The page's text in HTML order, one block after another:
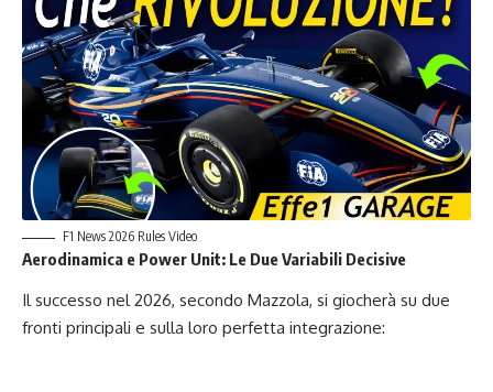
F1 News 2026 Rules Video
Aerodinamica e Power Unit: Le Due Variabili Decisive
Il successo nel 2026, secondo Mazzola, si giocherà su due
fronti principali e sulla loro perfetta integrazione: